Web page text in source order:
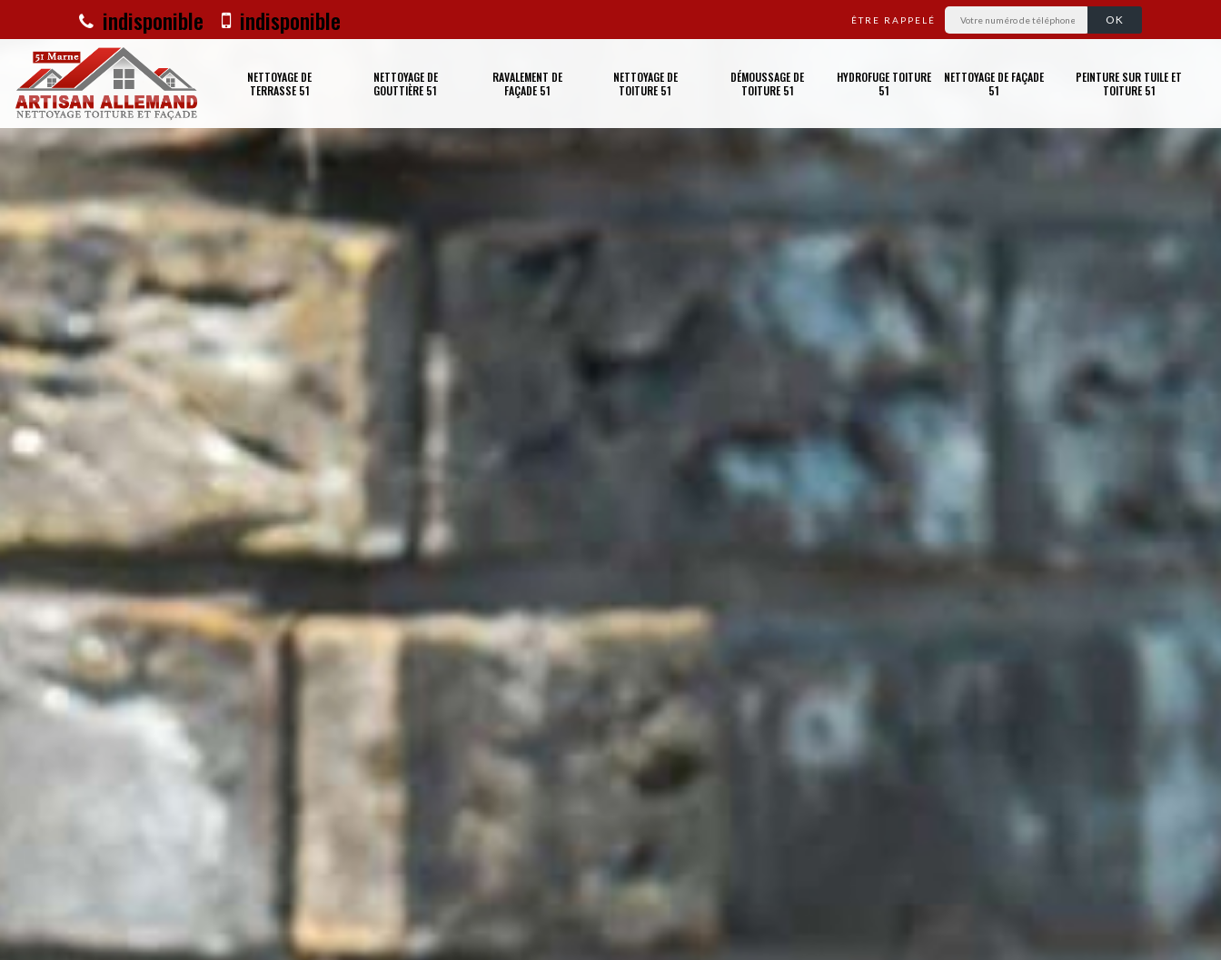
indisponible indisponible ÊTRE RAPPELÉ
NETTOYAGE DE
TERRASSE 51
NETTOYAGE DE
GOUTTIÈRE 51
RAVALEMENT DE
FAÇADE 51
NETTOYAGE DE
TOITURE 51
DÉMOUSSAGE DE
TOITURE 51
HYDROFUGE TOITURE
51
NETTOYAGE DE FAÇADE
51
PEINTURE SUR TUILE ET
TOITURE 51